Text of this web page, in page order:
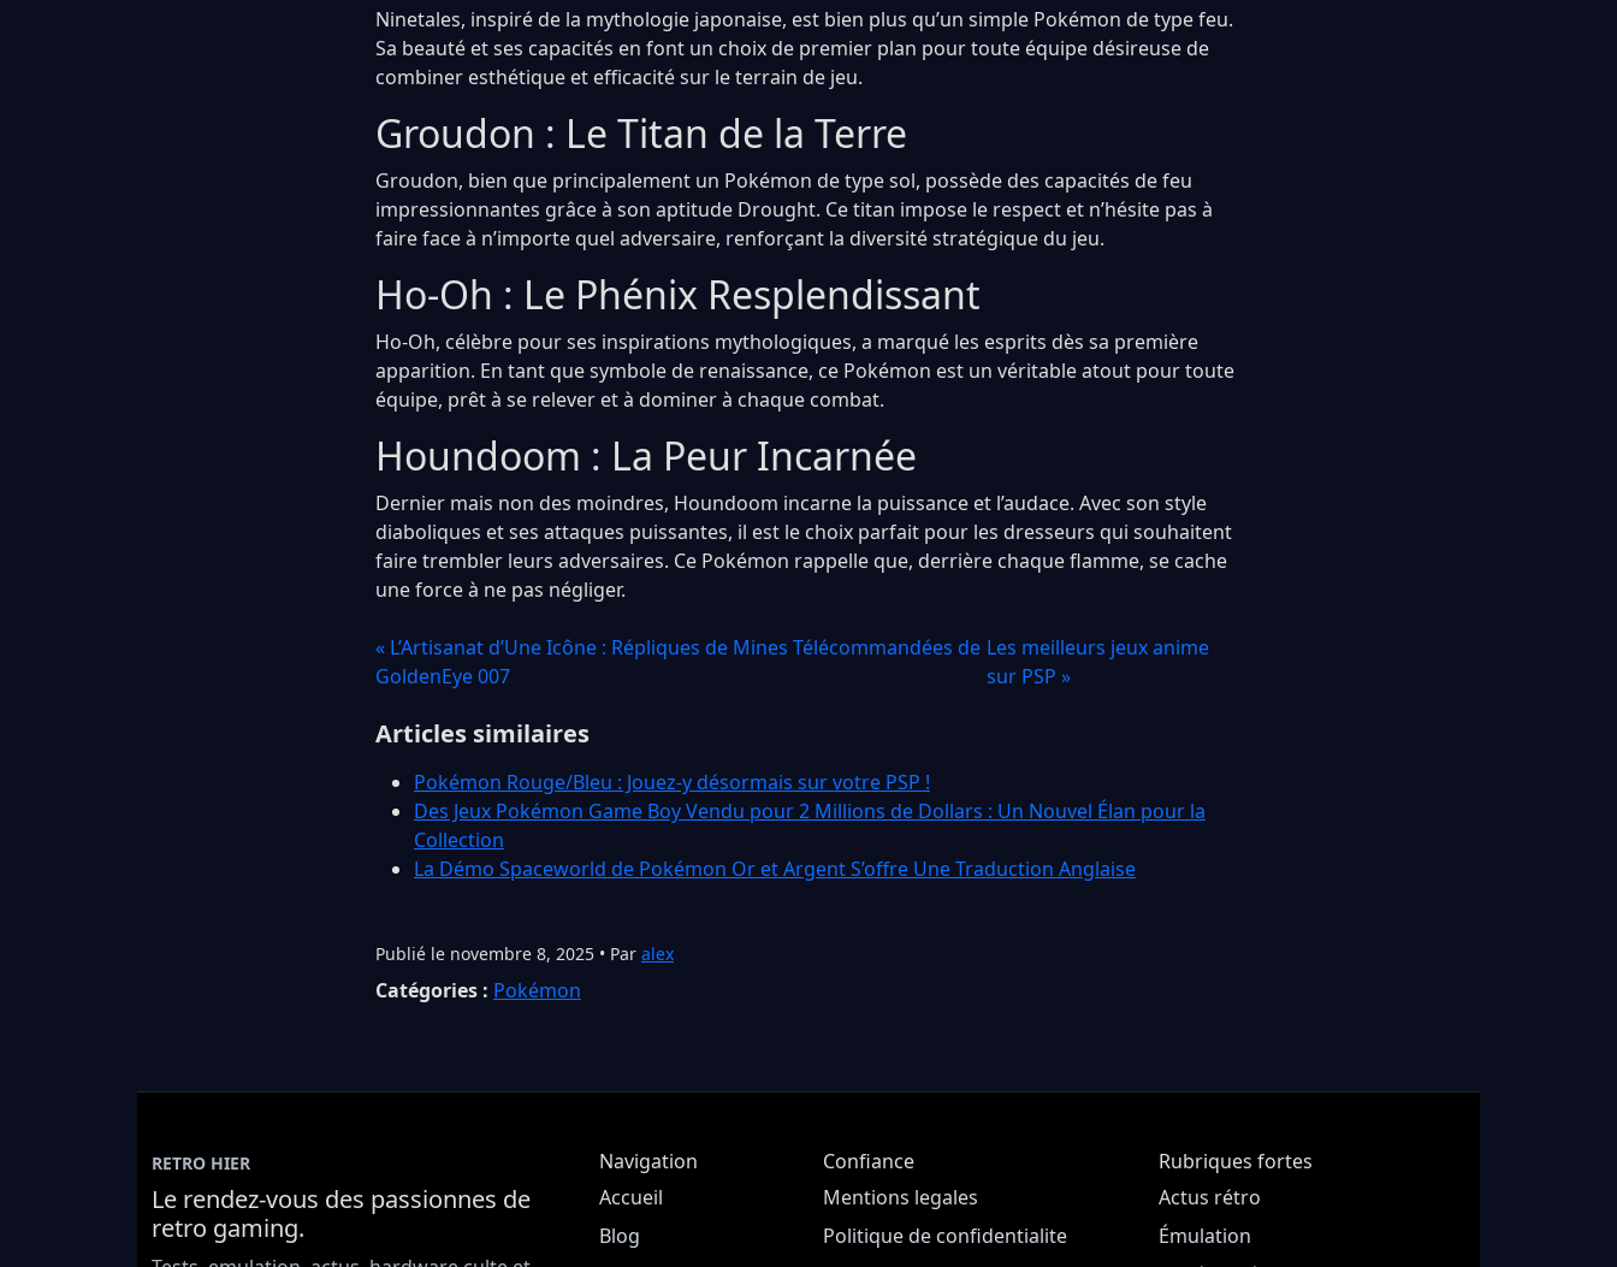
Ninetales, inspiré de la mythologie japonaise, est bien plus qu’un simple Pokémon de type feu.
Sa beauté et ses capacités en font un choix de premier plan pour toute équipe désireuse de
combiner esthétique et efficacité sur le terrain de jeu.
Groudon : Le Titan de la Terre
Groudon, bien que principalement un Pokémon de type sol, possède des capacités de feu
impressionnantes grâce à son aptitude Drought. Ce titan impose le respect et n’hésite pas à
faire face à n’importe quel adversaire, renforçant la diversité stratégique du jeu.
Ho-Oh : Le Phénix Resplendissant
Ho-Oh, célèbre pour ses inspirations mythologiques, a marqué les esprits dès sa première
apparition. En tant que symbole de renaissance, ce Pokémon est un véritable atout pour toute
équipe, prêt à se relever et à dominer à chaque combat.
Houndoom : La Peur Incarnée
Dernier mais non des moindres, Houndoom incarne la puissance et l’audace. Avec son style
diaboliques et ses attaques puissantes, il est le choix parfait pour les dresseurs qui souhaitent
faire trembler leurs adversaires. Ce Pokémon rappelle que, derrière chaque flamme, se cache
une force à ne pas négliger.
« L’Artisanat d’Une Icône : Répliques de Mines Télécommandées de
GoldenEye 007
Les meilleurs jeux anime
sur PSP »
Articles similaires
Pokémon Rouge/Bleu : Jouez-y désormais sur votre PSP !
Des Jeux Pokémon Game Boy Vendu pour 2 Millions de Dollars : Un Nouvel Élan pour la
Collection
La Démo Spaceworld de Pokémon Or et Argent S’offre Une Traduction Anglaise
Publié le novembre 8, 2025 • Par alex
Catégories : Pokémon
RETRO HIER
Le rendez-vous des passionnes de
retro gaming.
Navigation
Accueil
Blog
Confiance
Mentions legales
Politique de confidentialite
Rubriques fortes
Actus rétro
Émulation